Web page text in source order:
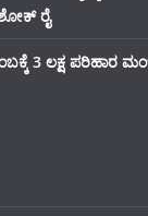
ರೈ
3 ಲಕ್ಷ ಪರಿಹಾರ